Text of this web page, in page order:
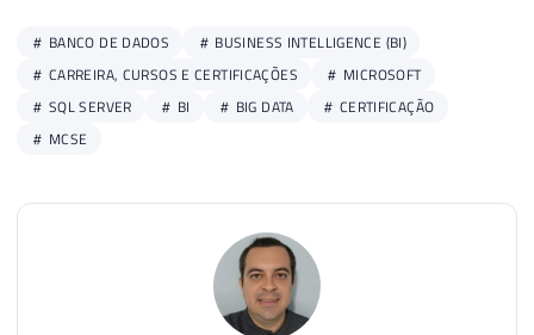
BANCO DE DADOS
BUSINESS INTELLIGENCE (BI)
CARREIRA, CURSOS E CERTIFICAÇÕES
MICROSOFT
SQL SERVER
BI BIG DATA
CERTIFICAÇÃO
MCSE